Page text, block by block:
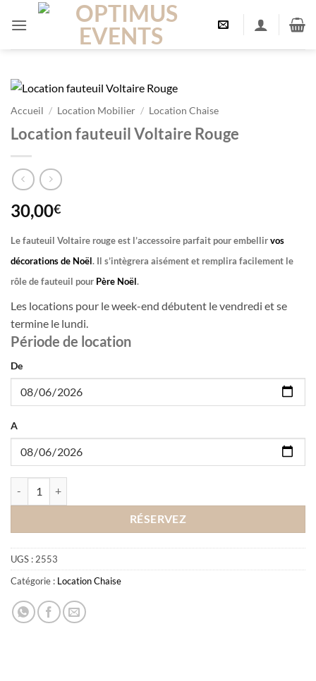
Accueil / Location Mobilier / Location Chaise
Location fauteuil Voltaire Rouge
30,00€
Le fauteuil Voltaire rouge est l’accessoire parfait pour embellirvos
décorations de Noël. Il s’intègrera aisément et remplira facilement le
rôle de fauteuil pour Père Noël.
Les locations pour le week-end débutent le vendredi et se
termine le lundi.
Période de location
De
A
RÉSERVEZ
UGS : 2553
Catégorie : Location Chaise